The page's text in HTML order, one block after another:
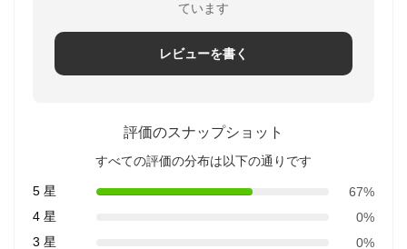
ています
レビューを書く
評価のスナップショット
すべての評価の分布は以下の通りです
5 星
67%
4 星
0%
3 星
0%